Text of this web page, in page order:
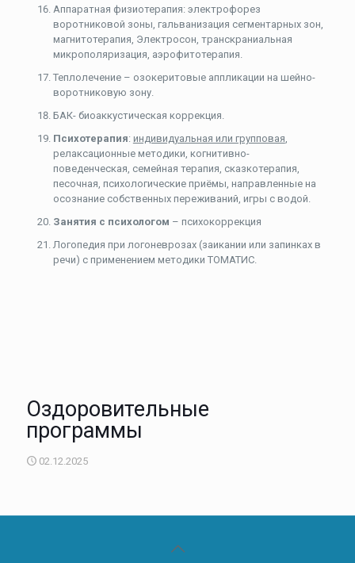
Аппаратная физиотерапия: электрофорез
воротниковой зоны, гальванизация сегментарных зон,
магнитотерапия, Электросон, транскраниальная
микрополяризация, аэрофитотерапия.
Теплолечение – озокеритовые аппликации на шейно-
воротниковую зону.
БАК- биоаккустическая коррекция.
Психотерапия: индивидуальная или групповая
релаксационные методики, когнитивно-
поведенческая, семейная терапия, сказкотерапия,
песочная, психологические приёмы, направленные на
осознание собственных переживаний, игры с водой.
Занятия с психологом – психокоррекция
Логопедия при логоневрозах (заикании или запинках в
речи) с применением методики ТОМАТИС.
Оздоровительные
программы
02.12.2025